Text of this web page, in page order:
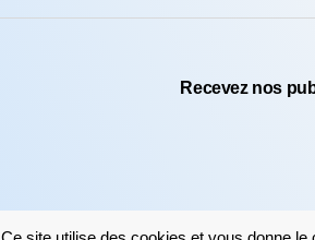
Recevez nos